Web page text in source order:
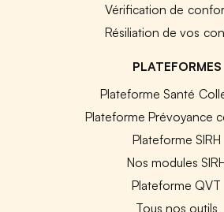
Vérification de
Résiliation de vos
PLATEFORMES
Plateforme Santé
Plateforme Prévoyance
Plateforme SIRH
Nos modules
Plateforme QVT
Tous nos outils